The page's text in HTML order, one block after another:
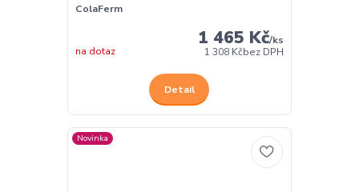
ColaFerm
1 465 Kč/ks
1 308 Kčbez DPH
na dotaz
Detail
Novinka